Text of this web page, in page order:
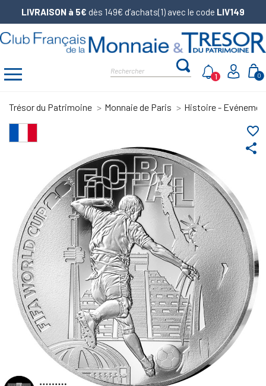
LIVRAISON à 5€ dès 149€ d’achats(1) avec le code LIV149
0
1
Trésor du Patrimoine Monnaie de Paris Histoire -
share
favorite_border